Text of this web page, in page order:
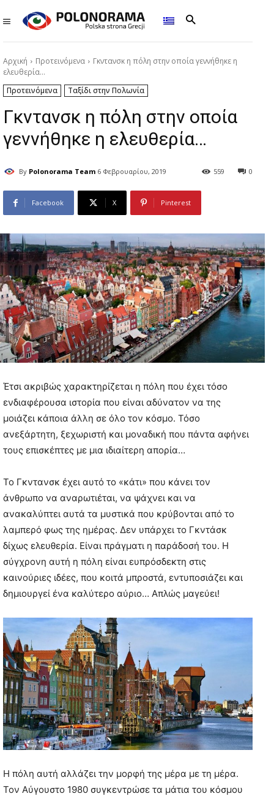
Αρχική Προτεινόμενα
Γκντανσκ η πόλη στην οποία γεννήθηκε η
ελευθερία...
Προτεινόμενα
Ταξίδι στην Πολωνία
Γκντανσκ η πόλη στην οποία
γεννήθηκε η ελευθερία…
By Polonorama Team 6 Φεβρουαρίου, 2019 0
559
Facebook X Pinterest
Έτσι ακριβώς χαρακτηρίζεται η πόλη που έχει τόσο
ενδιαφέρουσα ιστορία που είναι αδύνατον να της
μοιάζει κάποια άλλη σε όλο τον κόσμο. Τόσο
ανεξάρτητη, ξεχωριστή και μοναδική που πάντα αφήνει
τους επισκέπτες με μια ιδιαίτερη απορία…
Το Γκντανσκ έχει αυτό το «κάτι» που κάνει τον
άνθρωπο να αναρωτιέται, να ψάχνει και να
ανακαλύπτει αυτά τα μυστικά που κρύβονται από το
λαμπερό φως της ημέρας. Δεν υπάρχει το Γκντάσκ
δίχως ελευθερία. Είναι πράγματι η παράδοσή του. Η
σύγχρονη αυτή η πόλη είναι ευπρόσδεκτη στις
καινούριες ιδέες, που κοιτά μπροστά, εντυποσιάζει και
δημιουργεί ένα καλύτερο αύριο… Απλώς μαγεύει!
Η πόλη αυτή αλλάζει την μορφή της μέρα με τη μέρα.
Τον Αύγουστο 1980 συγκεντρώσε τα μάτια του κόσμου